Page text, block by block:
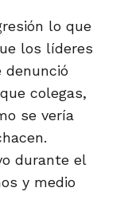
lo que
los líderes
denunció
colegas,
se vería
durante el
y medio